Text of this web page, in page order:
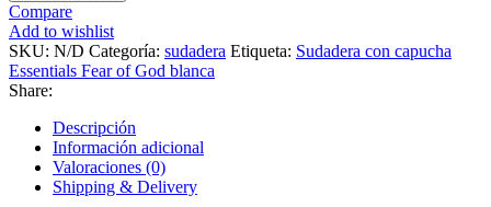
Compare
Add to wishlist
SKU: N/D Categoría: sudadera Etiqueta: Sudadera con capucha
Essentials Fear of God blanca
Share:
Descripción
Información adicional
Valoraciones (0)
Shipping & Delivery